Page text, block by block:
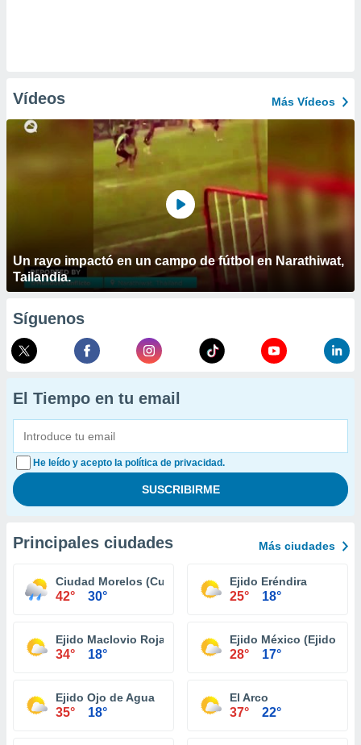
Vídeos Más Vídeos
Un rayo impactó en un campo de fútbol en Narathiwat,
Tailandia.
Síguenos
El Tiempo en tu email
He leído y acepto la política de privacidad.
Principales ciudades Más ciudades
Ciudad Morelos (Cuervos)
42° 30°
Ejido Eréndira
25° 18°
Ejido Maclovio Rojas
34° 18°
Ejido México (Ejido
28° 17°
Ejido Ojo de Agua
35° 18°
El Arco
37° 22°